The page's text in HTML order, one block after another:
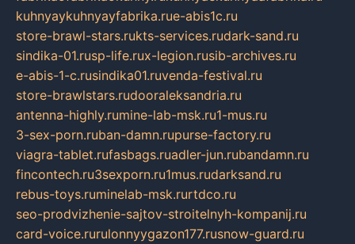
kuhnyaykuhnyayfabrika.rue-abis1c.ru
store-brawl-stars.rukts-services.rudark-sand.ru
sindika-01.rusp-life.rux-legion.rusib-archives.ru
e-abis-1-c.rusindika01.ruvenda-festival.ru
store-brawlstars.rudooraleksandria.ru
antenna-highly.rumine-lab-msk.ru1-mus.ru
3-sex-porn.ruban-damn.rupurse-factory.ru
viagra-tablet.rufasbags.ruadler-jun.rubandamn.ru
fincontech.ru3sexporn.ru1mus.rudarksand.ru
rebus-toys.ruminelab-msk.rurtdco.ru
seo-prodvizhenie-sajtov-stroitelnyh-kompanij.ru
card-voice.rurulonnyygazon177.rusnow-guard.ru